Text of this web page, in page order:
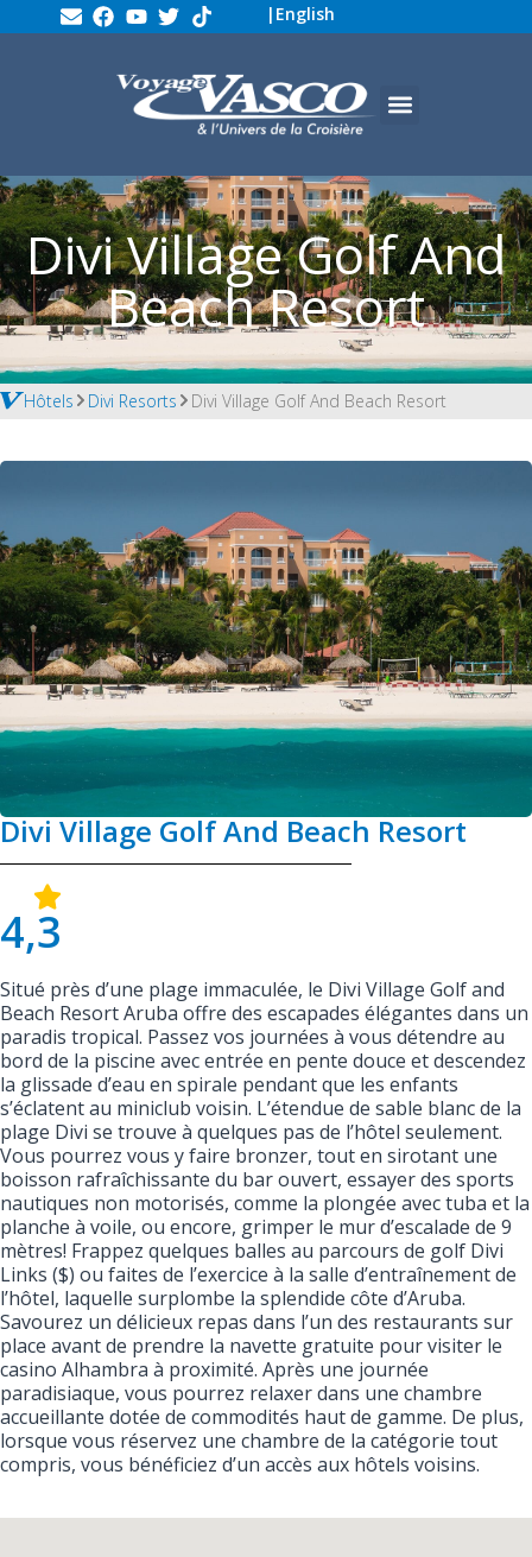
| English
Divi Village Golf And
Beach Resort
Hôtels Divi Resorts Divi Village Golf And Beach Resort
Divi Village Golf And Beach Resort
4,3
Situé près d’une plage immaculée, le Divi Village Golf and
Beach Resort Aruba offre des escapades élégantes dans un
paradis tropical. Passez vos journées à vous détendre au
bord de la piscine avec entrée en pente douce et descendez
la glissade d’eau en spirale pendant que les enfants
s’éclatent au miniclub voisin. L’étendue de sable blanc de la
plage Divi se trouve à quelques pas de l’hôtel seulement.
Vous pourrez vous y faire bronzer, tout en sirotant une
boisson rafraîchissante du bar ouvert, essayer des sports
nautiques non motorisés, comme la plongée avec tuba et la
planche à voile, ou encore, grimper le mur d’escalade de 9
mètres! Frappez quelques balles au parcours de golf Divi
Links ($) ou faites de l’exercice à la salle d’entraînement de
l’hôtel, laquelle surplombe la splendide côte d’Aruba.
Savourez un délicieux repas dans l’un des restaurants sur
place avant de prendre la navette gratuite pour visiter le
casino Alhambra à proximité. Après une journée
paradisiaque, vous pourrez relaxer dans une chambre
accueillante dotée de commodités haut de gamme. De plus,
lorsque vous réservez une chambre de la catégorie tout
compris, vous bénéficiez d’un accès aux hôtels voisins.